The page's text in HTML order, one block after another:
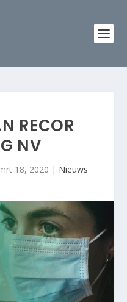
RECOR
NV
18, 2020 | Nieuws